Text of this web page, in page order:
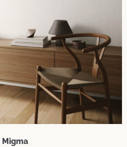
Migma